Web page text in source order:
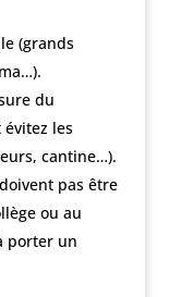
(grands
du
les
cantine…).
pas être
ou au
porter un